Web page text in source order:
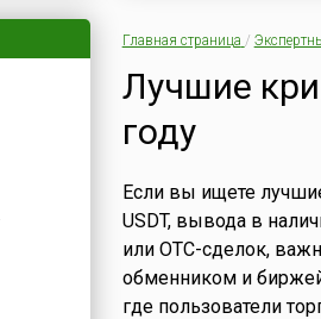
Главная страница /
Лучшие
году
Если вы ищете
USDT, вывода в
или OTC-сделок,
обменником и
где пользователи